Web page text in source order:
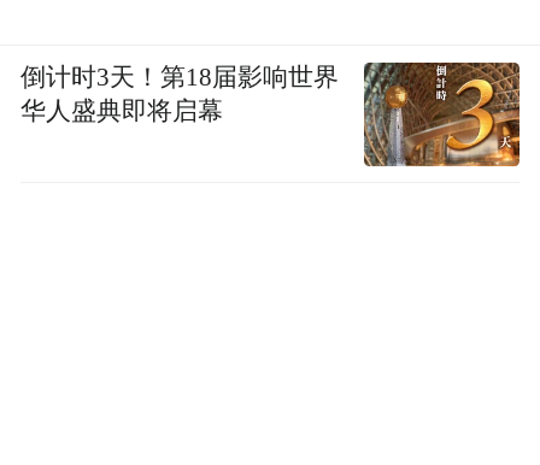
倒计时3天！第18届影响世界
华人盛典即将启幕